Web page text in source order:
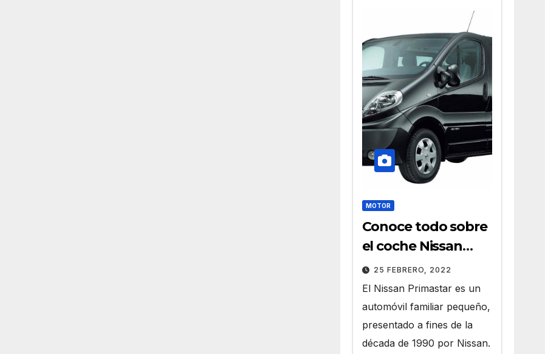
MOTOR
Conoce todo sobre
el coche Nissan
Primastar
25 FEBRERO, 2022
El Nissan Primastar es un
automóvil familiar pequeño,
presentado a fines de la
década de 1990 por Nissan.